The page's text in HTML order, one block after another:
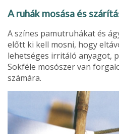
A ruhák mosása és
A színes pamutruhákat és
előtt ki kell mosni, hogy
lehetséges irritáló anyagot,
Sok­féle mosószer van
számára.